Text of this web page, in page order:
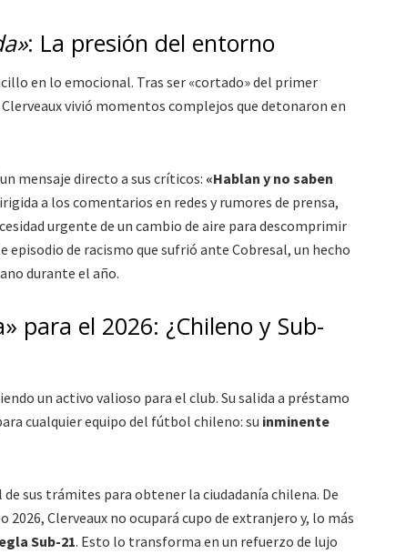
: La presión del entorno
en lo emocional. Tras ser «cortado» del primer
vivió momentos complejos que detonaron en
mensaje directo a sus críticos: «Hablan y no saben
a los comentarios en redes y rumores de prensa,
urgente de un cambio de aire para descomprimir
episodio de racismo que sufrió ante Cobresal, un hecho
durante el año.
para el 2026: ¿Chileno y Sub-
un activo valioso para el club. Su salida a préstamo
cualquier equipo del fútbol chileno: su inminente
sus trámites para obtener la ciudadanía chilena. De
Clerveaux no ocupará cupo de extranjero y, lo más
Sub-21. Esto lo transforma en un refuerzo de lujo